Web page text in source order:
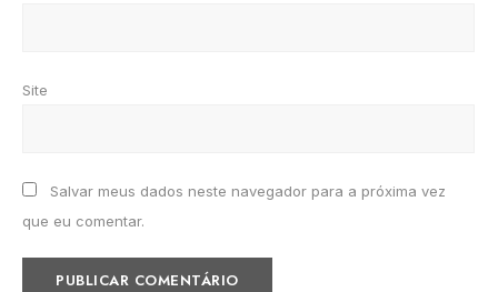
Site
Salvar meus dados neste navegador para a próxima vez
que eu comentar.